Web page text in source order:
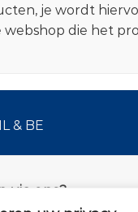
je wordt
die het
& BE
via ons?